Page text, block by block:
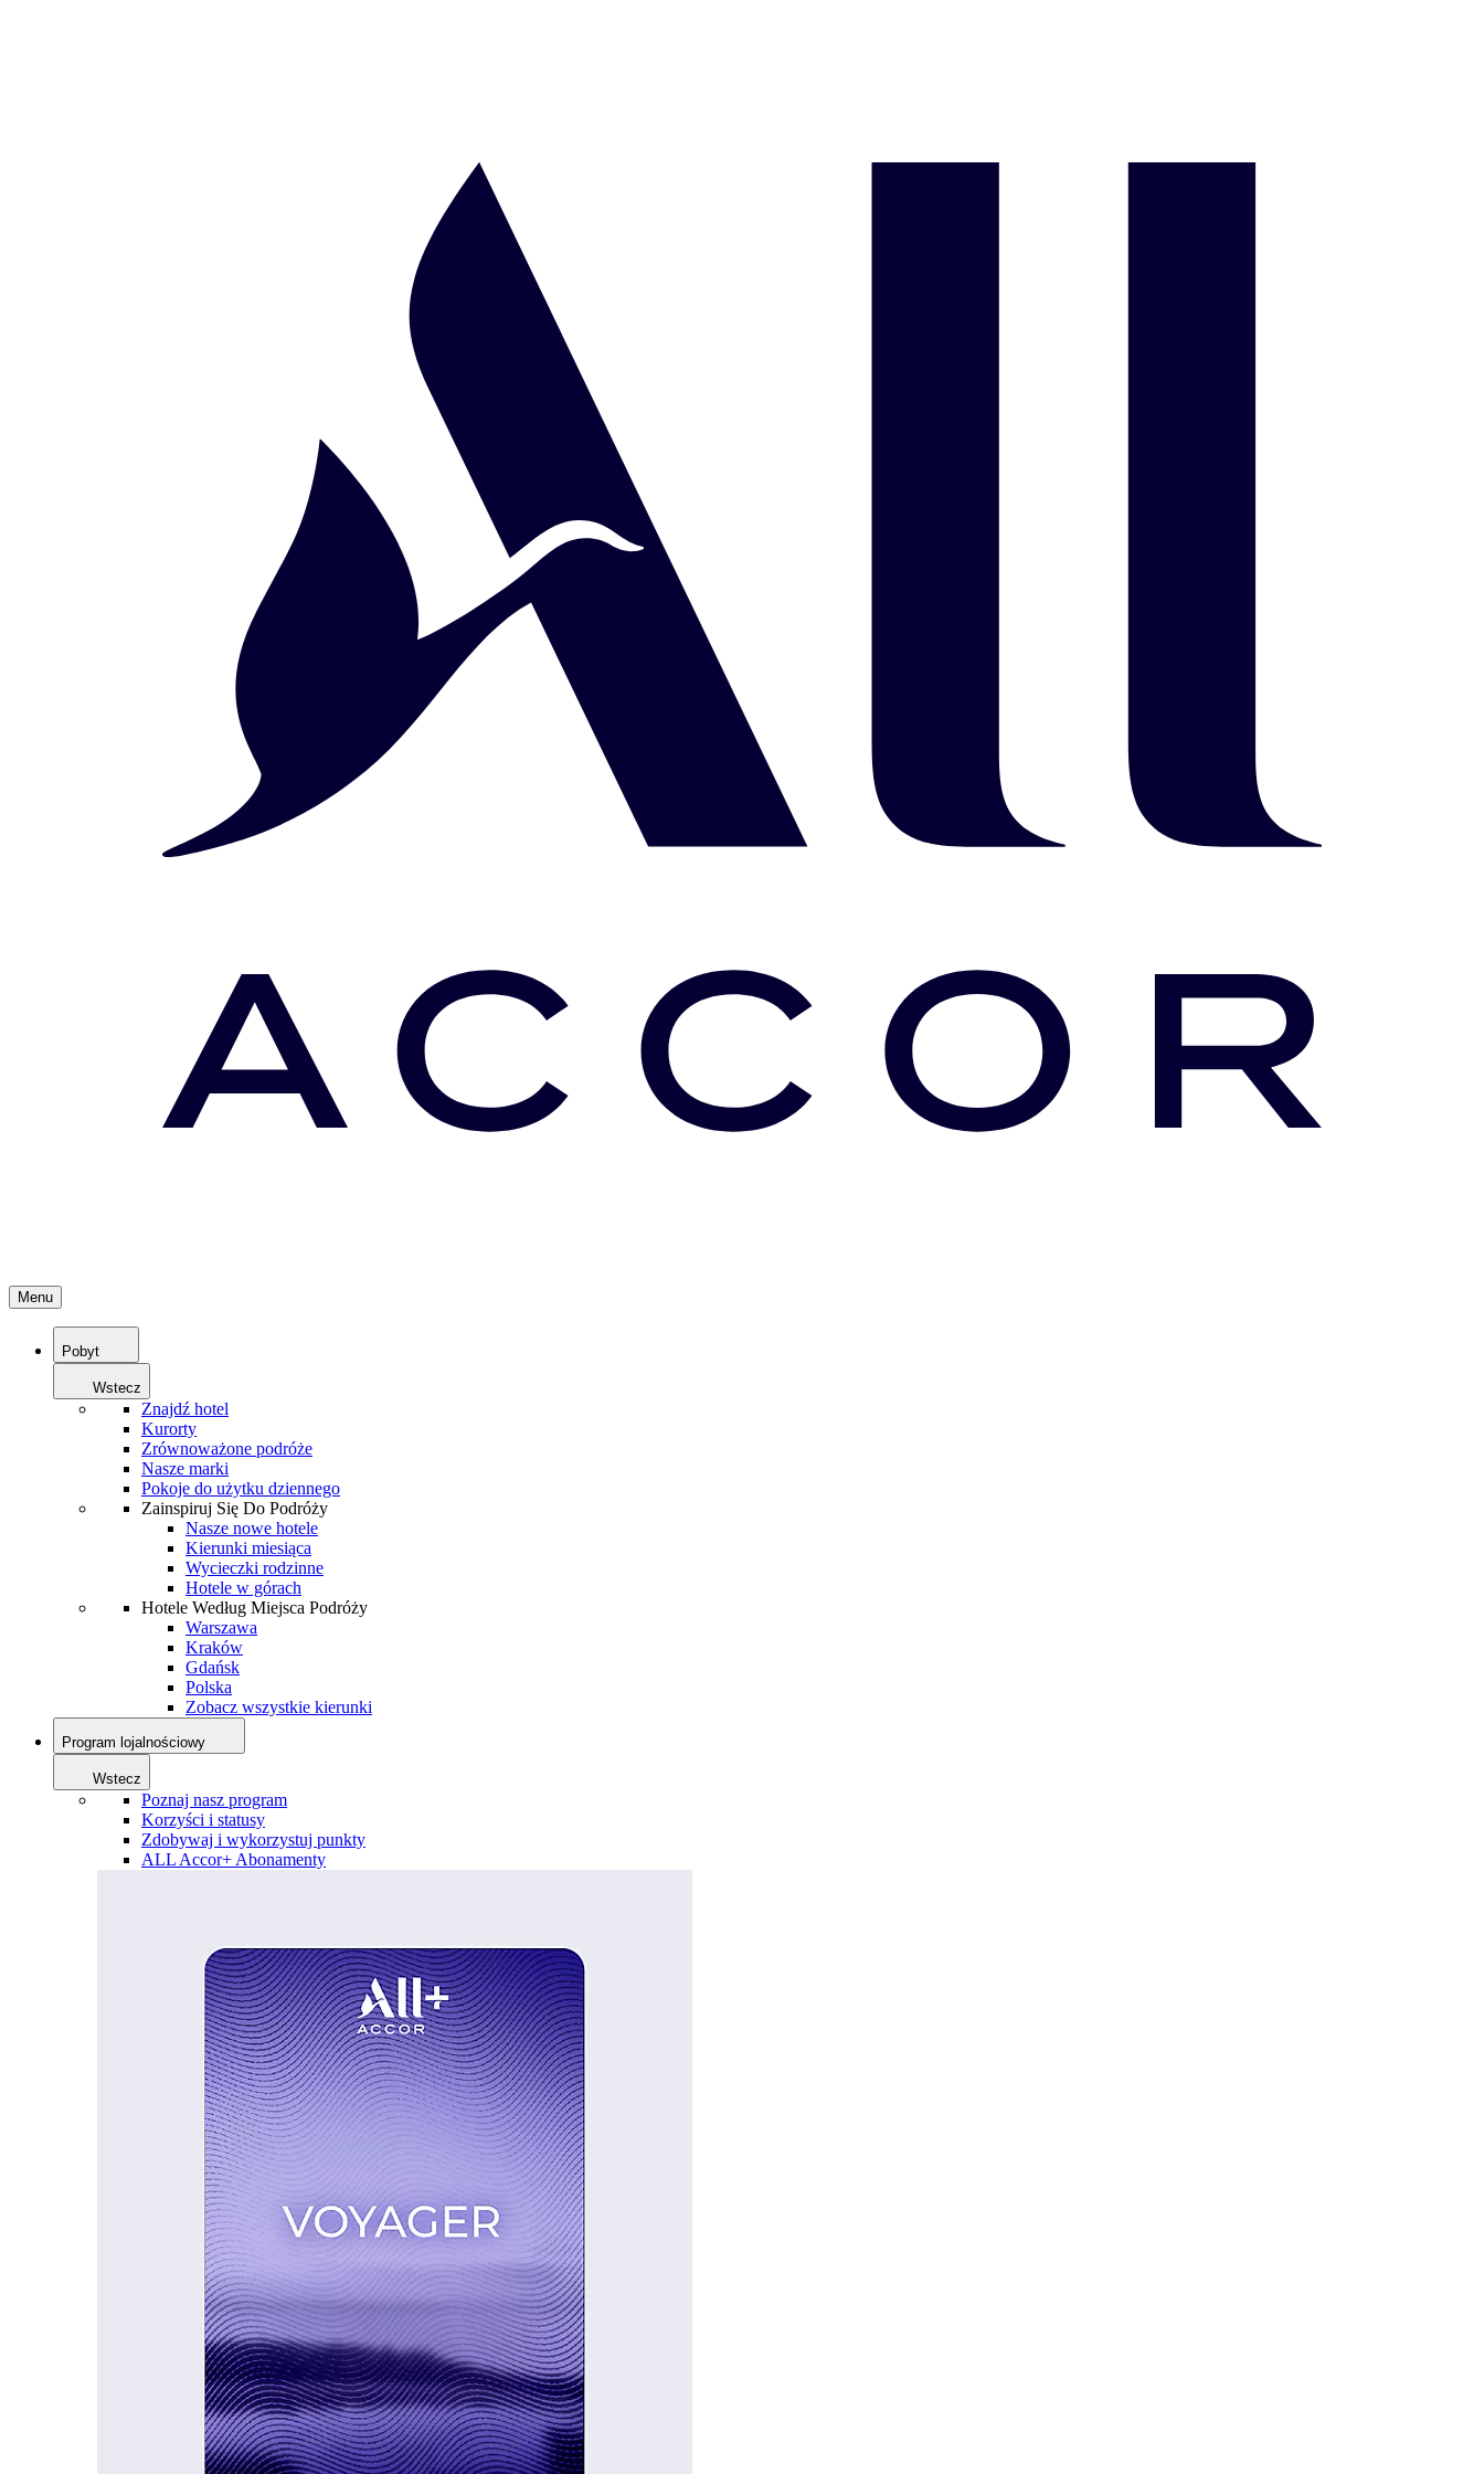
Menu
Pobyt
Wstecz
Znajdź hotel
Kurorty
Zrównoważone podróże
Nasze marki
Pokoje do użytku dziennego
Zainspiruj Się Do Podróży
Nasze nowe hotele
Kierunki miesiąca
Wycieczki rodzinne
Hotele w górach
Hotele Według Miejsca Podróży
Warszawa
Kraków
Gdańsk
Polska
Zobacz wszystkie kierunki
Program lojalnościowy
Wstecz
Poznaj nasz program
Korzyści i statusy
Zdobywaj i wykorzystuj punkty
ALL Accor+ Abonamenty